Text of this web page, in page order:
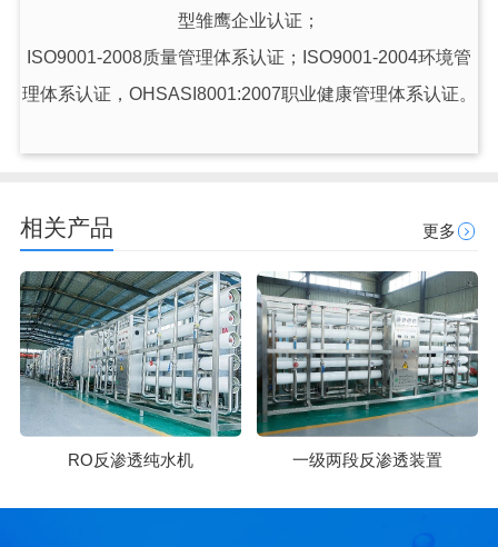
型雏鹰企业认证；
ISO9001-2008质量管理体系认证；ISO9001-2004环境管
理体系认证，OHSASI8001:2007职业健康管理体系认证。
相关产品 更多
RO反渗透纯水机 一级两段反渗透装置